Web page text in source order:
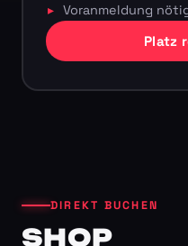
Voranmeldung
Platz
DIREKT BUCHEN
SHOP